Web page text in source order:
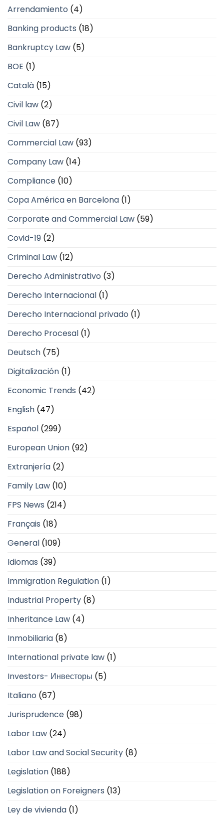
Arrendamiento (4)
Banking products (18)
Bankruptcy Law (5)
BOE (1)
Català (15)
Civil law (2)
Civil Law (87)
Commercial Law (93)
Company Law (14)
Compliance (10)
Copa América en Barcelona (1)
Corporate and Commercial Law (59)
Covid-19 (2)
Criminal Law (12)
Derecho Administrativo (3)
Derecho Internacional (1)
Derecho Internacional privado (1)
Derecho Procesal (1)
Deutsch (75)
Digitalización (1)
Economic Trends (42)
English (47)
Español (299)
European Union (92)
Extranjería (2)
Family Law (10)
FPS News (214)
Français (18)
General (109)
Idiomas (39)
Immigration Regulation (1)
Industrial Property (8)
Inheritance Law (4)
Inmobiliaria (8)
International private law (1)
Investors- Инвесторы (5)
Italiano (67)
Jurisprudence (98)
Labor Law (24)
Labor Law and Social Security (8)
Legislation (188)
Legislation on Foreigners (13)
Ley de vivienda (1)